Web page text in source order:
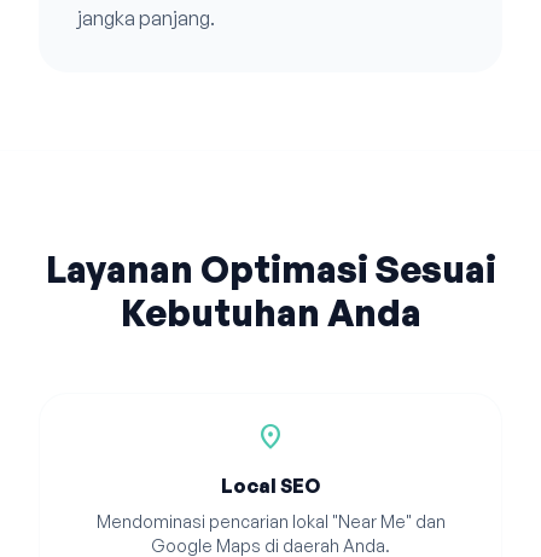
jangka panjang.
Layanan Optimasi Sesuai
Kebutuhan Anda
location_on
Local SEO
Mendominasi pencarian lokal "Near Me" dan
Google Maps di daerah Anda.